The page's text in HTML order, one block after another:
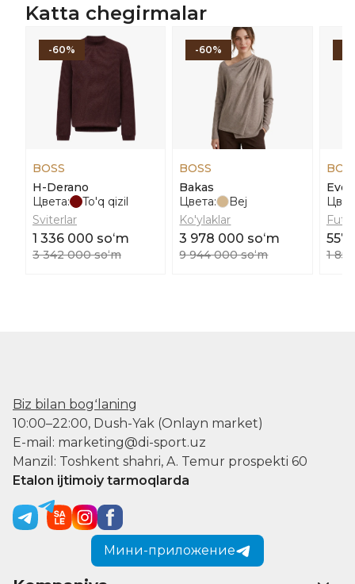
Katta chegirmalar
-60%
BOSS
H-Derano
Цвета:
To'q qizil
Sviterlar
1 336 000 soʻm
3 342 000 soʻm
-60%
BOSS
Bakas
Цвета:
Bej
Ko'ylaklar
3 978 000 soʻm
9 944 000 soʻm
557
1
Biz bilan bogʻlaning
10:00–22:00, Dush-Yak (Onlayn market)
E-mail: marketing@di-sport.uz
Manzil: Toshkent shahri, A. Temur prospekti 60
Etalon ijtimoiy tarmoqlarda
Мини-приложение